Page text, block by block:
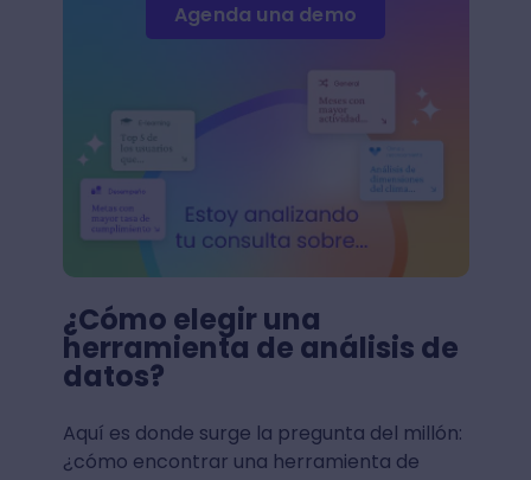
Agenda una demo
¿Cómo elegir una
herramienta de análisis de
datos?
Aquí es donde surge la pregunta del millón:
¿cómo encontrar una herramienta de